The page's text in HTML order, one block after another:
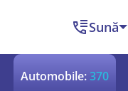
Sună
Automobile:370